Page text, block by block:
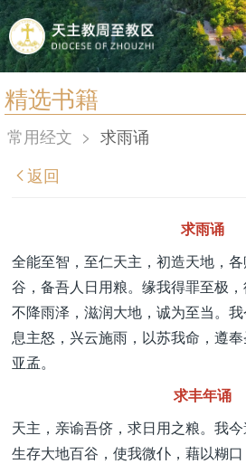
精选书籍
首页
宗教法规
信仰文萃
教会圣月
常用经文 > 求雨诵
返回
求雨诵
全能至智，至仁天主，初造天地，
谷，备吾人日用粮。缘我得罪至极
不降雨泽，滋润大地，诚为至当。
息主怒，兴云施雨，以苏我命，遵奉
亚孟。
求丰年诵
天主，亲谕吾侪，求日用之粮。我
生存大地百谷，使我微仆，藉以糊